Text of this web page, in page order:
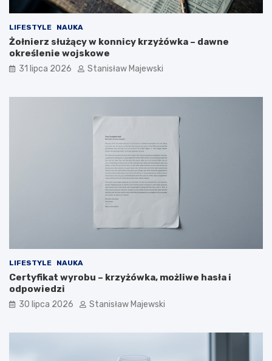
LIFESTYLE NAUKA
Żołnierz służący w konnicy krzyżówka – dawne
określenie wojskowe
31 lipca 2026 Stanisław Majewski
LIFESTYLE NAUKA
Certyfikat wyrobu – krzyżówka, możliwe hasła i
odpowiedzi
30 lipca 2026 Stanisław Majewski